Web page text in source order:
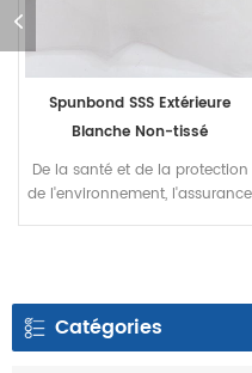
Chinois de la Manufacture de
Matières Premières Bande de
Nez l Jetables de Protection-
Masque ou Masque des
Le pont de nez est une mince
bande de plastique à l'intérieur
Catégories